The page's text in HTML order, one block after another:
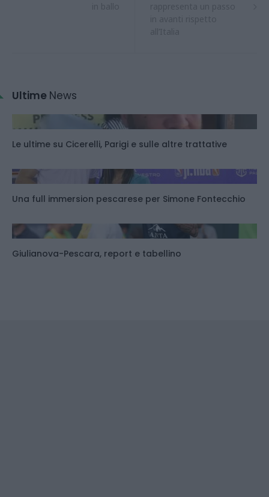
Ultime News
Le ultime su Cicerelli, Parigi e sulle altre trattative
Una full immersion pescarese per Simone Fontecchio
Giulianova-Pescara, report e tabellino